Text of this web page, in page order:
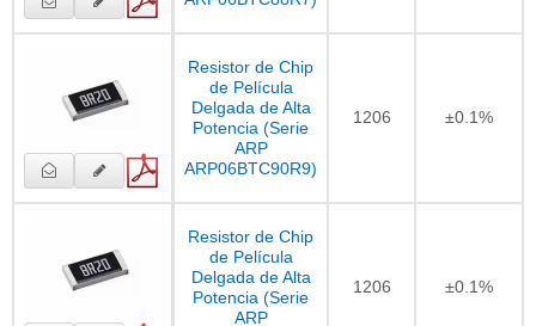
Resistor de Chip
de Película
Delgada de Alta
Potencia (Serie
ARP
ARP06BTC90R9)
1206 ±0.1%
Resistor de Chip
de Película
Delgada de Alta
Potencia (Serie
ARP
1206 ±0.1%